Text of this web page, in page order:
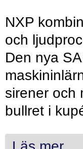
NXP
och
Den nya
sirener och
bullret i